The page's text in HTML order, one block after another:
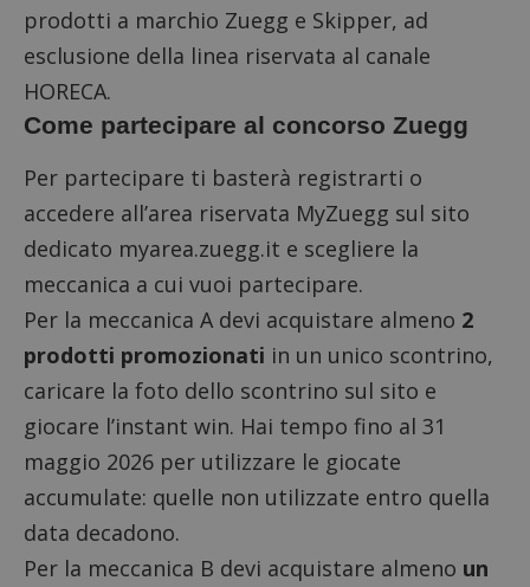
prodotti a marchio Zuegg e Skipper, ad
esclusione della linea riservata al canale
HORECA.
Come partecipare al concorso Zuegg
Per partecipare ti basterà registrarti o
accedere all’area riservata MyZuegg sul sito
dedicato myarea.zuegg.it e scegliere la
meccanica a cui vuoi partecipare.
Per la meccanica A devi acquistare almeno 2
prodotti promozionati in un unico scontrino,
caricare la foto dello scontrino sul sito e
giocare l’instant win. Hai tempo fino al 31
maggio 2026 per utilizzare le giocate
accumulate: quelle non utilizzate entro quella
data decadono.
Per la meccanica B devi acquistare almeno un